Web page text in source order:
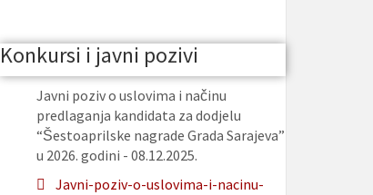
Konkursi i javni pozivi
Javni poziv o uslovima i načinu
predlaganja kandidata za dodjelu
“Šestoaprilske nagrade Grada Sarajeva”
u 2026. godini - 08.12.2025.
Javni-poziv-o-uslovima-i-nacinu-